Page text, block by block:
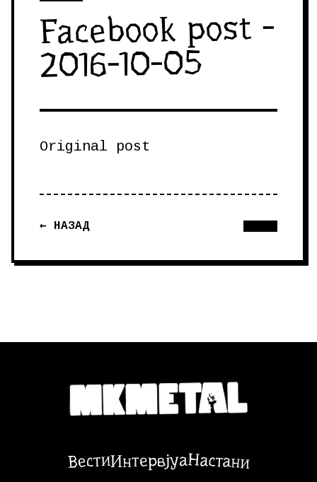
Facebook post -
2016-10-05
Original post
← НАЗАД
ВестиИнтервјуаНастани